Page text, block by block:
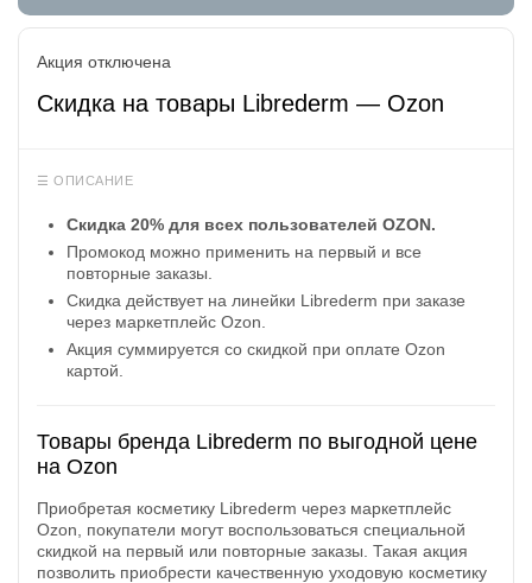
Акция отключена
Скидка на товары Librederm — Ozon
Скидка 20% для всех пользователей OZON.
Промокод можно применить на первый и все
повторные заказы.
Скидка действует на линейки Librederm при заказе
через маркетплейс Ozon.
Акция суммируется со скидкой при оплате Ozon
картой.
Товары бренда Librederm по выгодной цене
на Ozon
Приобретая косметику Librederm через маркетплейс
Ozon, покупатели могут воспользоваться специальной
скидкой на первый или повторные заказы. Такая акция
позволить приобрести качественную уходовую косметику
промокоды каждый день!
Открыть полностью
кто пополнили баланс своего мобильного телефона.
Открыть полностью
Проверяй акции, делай видео-обзор и зарабатывайт
от 1000 рублей за одно видел.
Можешь предложить свои промокоды для публикации.
Открыть полностью